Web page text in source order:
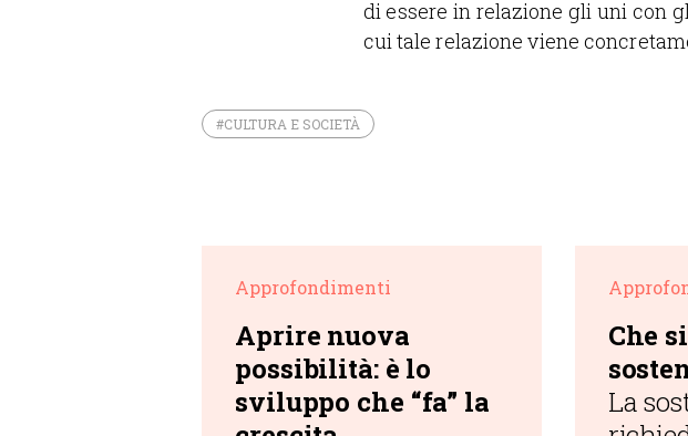
di essere in relazione gli uni con
cui tale relazione viene
#CULTURA E SOCIETÀ
Approfondimenti
Aprire nuova
possibilità: è lo
sviluppo che “fa” la
Che
La